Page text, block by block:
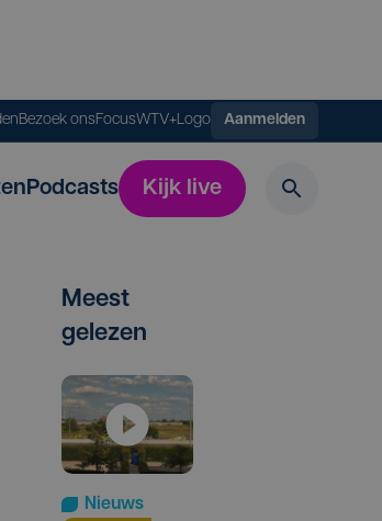
Bezoek onsFocusWTV+Logo Aanmelden
Podcasts Kijk live
Meest
gelezen
Nieuws